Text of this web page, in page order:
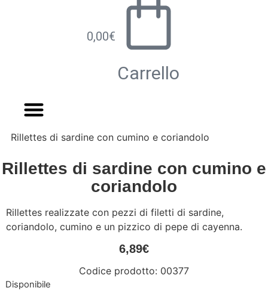
0,00€
Carrello
Rillettes di sardine con cumino e coriandolo
Rillettes di sardine con cumino e
coriandolo
Rillettes realizzate con pezzi di filetti di sardine,
coriandolo, cumino e un pizzico di pepe di cayenna.
6,89€
Codice prodotto: 00377
Disponibile